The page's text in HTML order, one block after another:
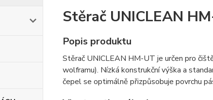
Stěrač UNICLEAN
Popis produktu
Stěrač UNICLEAN HM-UT je určen pro
wolframu). Nízká konstrukční výška a
čepel se optimálně přizpůsobuje povrchu